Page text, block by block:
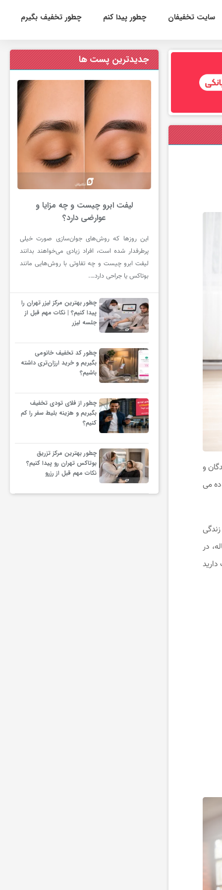
سایت تخفیفان چطور پیدا کنم چطور تخفیف بگیرم
و
می
در
جدیدترین پست ها
لیفت ابرو چیست و چه مزایا و
عوارضی دارد؟
این روزها که روش‌های جوان‌سازی صورت خیلی
پرطرفدار شده است، افراد زیادی می‌خواهند بدانند
لیفت ابرو چیست و چه تفاوتی با روش‌هایی مانند
بوتاکس یا جراحی دارد….
چطور بهترین مرکز لیزر تهران را
پیدا کنیم؟ | نکات مهم قبل از
جلسه لیزر
چطور کد تخفیف خانومی
بگیریم و خرید ارزان‌تری داشته
باشیم؟
چطور از فلای تودی تخفیف
بگیریم و هزینه بلیط سفر را کم
کنیم؟
چطور بهترین مرکز تزریق
بوتاکس تهران رو پیدا کنیم؟
نکات مهم قبل از رزرو